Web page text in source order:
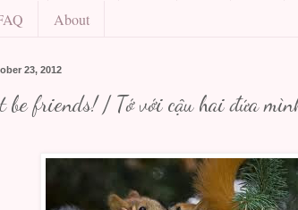
About
23, 2012
be friends! / Tớ với cậu hai đứa